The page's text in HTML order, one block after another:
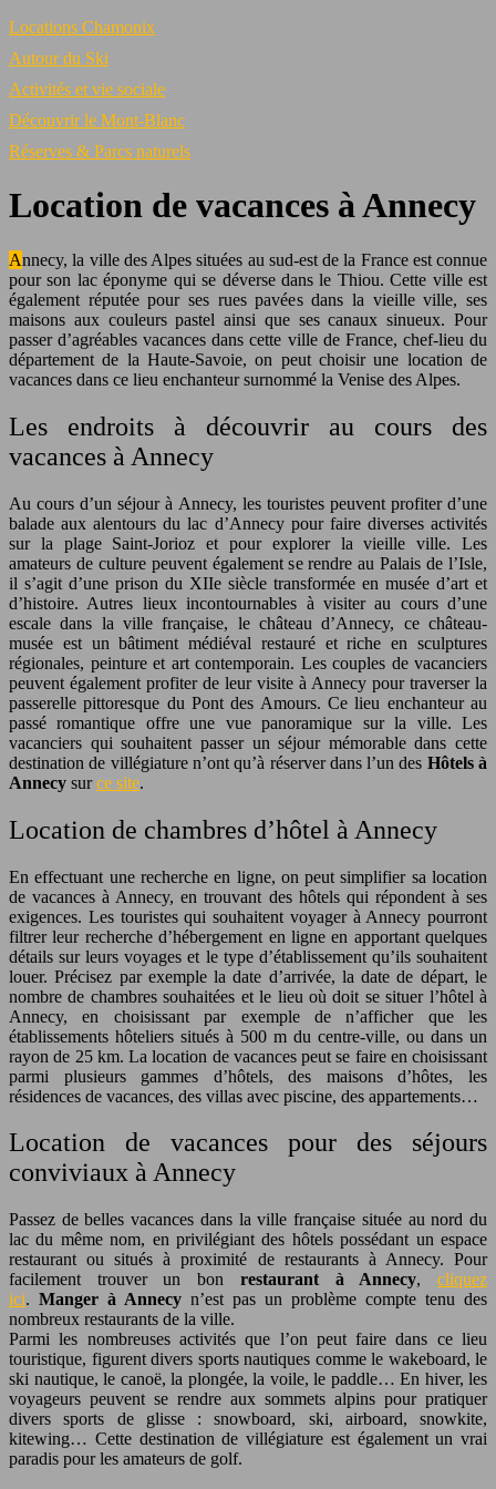
Locations Chamonix
Autour du Ski
Activités et vie sociale
Découvrir le Mont-Blanc
Réserves & Parcs naturels
Location de vacances à Annecy
Annecy, la ville des Alpes situées au sud-est de la France est connue
pour son lac éponyme qui se déverse dans le Thiou. Cette ville est
également réputée pour ses rues pavées dans la vieille ville, ses
maisons aux couleurs pastel ainsi que ses canaux sinueux. Pour
passer d’agréables vacances dans cette ville de France, chef-lieu du
département de la Haute-Savoie, on peut choisir une location de
vacances dans ce lieu enchanteur surnommé la Venise des Alpes.
Les endroits à découvrir au cours des
vacances à Annecy
Au cours d’un séjour à Annecy, les touristes peuvent profiter d’une
balade aux alentours du lac d’Annecy pour faire diverses activités
sur la plage Saint-Jorioz et pour explorer la vieille ville. Les
amateurs de culture peuvent également se rendre au Palais de l’Isle,
il s’agit d’une prison du XIIe siècle transformée en musée d’art et
d’histoire. Autres lieux incontournables à visiter au cours d’une
escale dans la ville française, le château d’Annecy, ce château-
musée est un bâtiment médiéval restauré et riche en sculptures
régionales, peinture et art contemporain. Les couples de vacanciers
peuvent également profiter de leur visite à Annecy pour traverser la
passerelle pittoresque du Pont des Amours. Ce lieu enchanteur au
passé romantique offre une vue panoramique sur la ville. Les
vacanciers qui souhaitent passer un séjour mémorable dans cette
destination de villégiature n’ont qu’à réserver dans l’un des Hôtels à
Annecy surce site.
Location de chambres d’hôtel à Annecy
En effectuant une recherche en ligne, on peut simplifier sa location
de vacances à Annecy, en trouvant des hôtels qui répondent à ses
exigences. Les touristes qui souhaitent voyager à Annecy pourront
filtrer leur recherche d’hébergement en ligne en apportant quelques
détails sur leurs voyages et le type d’établissement qu’ils souhaitent
louer. Précisez par exemple la date d’arrivée, la date de départ, le
nombre de chambres souhaitées et le lieu où doit se situer l’hôtel à
Annecy, en choisissant par exemple de n’afficher que les
établissements hôteliers situés à 500 m du centre-ville, ou dans un
rayon de 25 km. La location de vacances peut se faire en choisissant
parmi plusieurs gammes d’hôtels, des maisons d’hôtes, les
résidences de vacances, des villas avec piscine, des appartements…
Location de vacances pour des séjours
conviviaux à Annecy
Passez de belles vacances dans la ville française située au nord du
lac du même nom, en privilégiant des hôtels possédant un espace
restaurant ou situés à proximité de restaurants à Annecy. Pour
facilement trouver un bon restaurant à Annecy,cliquez
ici. Manger à Annecy n’est pas un problème compte tenu des
nombreux restaurants de la ville.
Parmi les nombreuses activités que l’on peut faire dans ce lieu
touristique, figurent divers sports nautiques comme le wakeboard, le
ski nautique, le canoë, la plongée, la voile, le paddle… En hiver, les
voyageurs peuvent se rendre aux sommets alpins pour pratiquer
divers sports de glisse : snowboard, ski, airboard, snowkite,
kitewing… Cette destination de villégiature est également un vrai
paradis pour les amateurs de golf.